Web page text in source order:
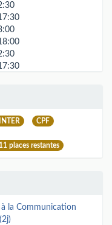
INTER
CPF
11 places restantes
la Communication